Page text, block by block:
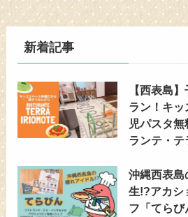
新着記事
【西表島
ラン！キ
児パスタ
ランテ・テ
沖縄西表島
生!?アカシ
フ「てら